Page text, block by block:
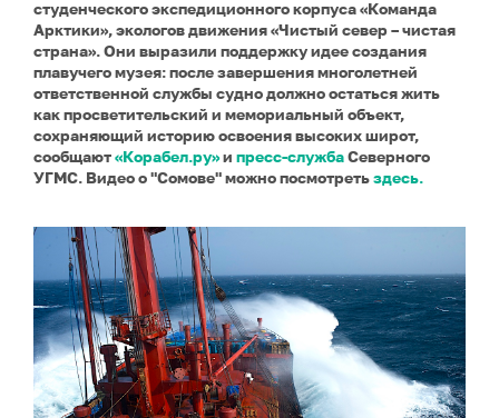
студенческого экспедиционного корпуса «Команда
Арктики», экологов движения «Чистый север – чистая
страна». Они выразили поддержку идее создания
плавучего музея: после завершения многолетней
ответственной службы судно должно остаться жить
как просветительский и мемориальный объект,
сохраняющий историю освоения высоких широт,
сообщают«Корабел.ру»и пресс-службаСеверного
УГМС. Видео о "Сомове" можно посмотретьздесь.